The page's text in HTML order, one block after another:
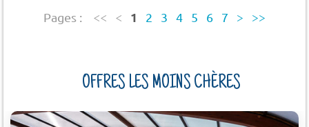
Pages : << < 1 2 3 4 5 6 7 > >>
OFFRES LES MOINS CHÈRES